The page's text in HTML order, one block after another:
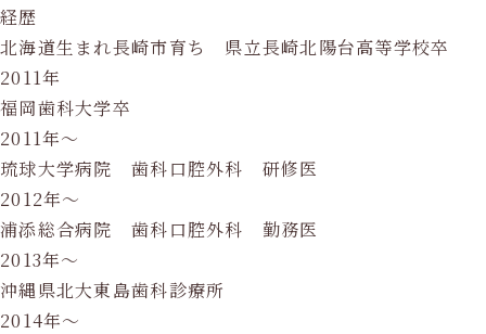
経歴
北海道生まれ長崎市育ち 県立長崎北陽台高等学校卒
2011年
福岡歯科大学卒
2011年〜
琉球大学病院 歯科口腔外科 研修医
2012年〜
浦添総合病院 歯科口腔外科 勤務医
2013年〜
沖縄県北大東島歯科診療所
2014年〜